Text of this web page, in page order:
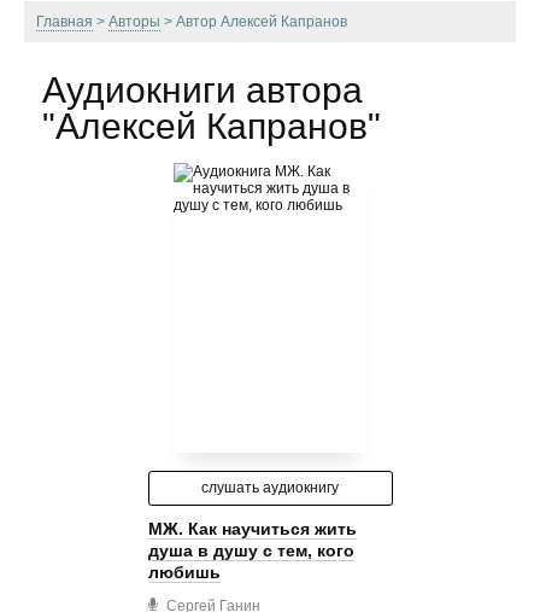
Главная Авторы Автор Алексей Капранов
Аудиокниги автора
"Алексей Капранов"
слушать аудиокнигу
МЖ. Как научиться жить
душа в душу с тем, кого
любишь
Сергей Ганин